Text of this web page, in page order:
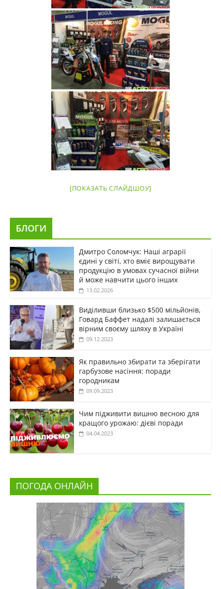
[ПОКАЗАТЬ СЛАЙДШОУ]
БЛОГИ
Дмитро Соломчук: Наші аграрії
єдині у світі, хто вміє вирощувати
продукцію в умовах сучасної війни
й може навчити цього інших
13.02.2026
Виділивши близько $500 мільйонів,
Говард Баффет надалі залишається
вірним своєму шляху в Україні
09.12.2023
Як правильно збирати та зберігати
гарбузове насіння: поради
городникам
09.09.2023
Чим підживити вишню весною для
кращого урожаю: дієві поради
04.04.2023
ПОГОДА ОНЛАЙН